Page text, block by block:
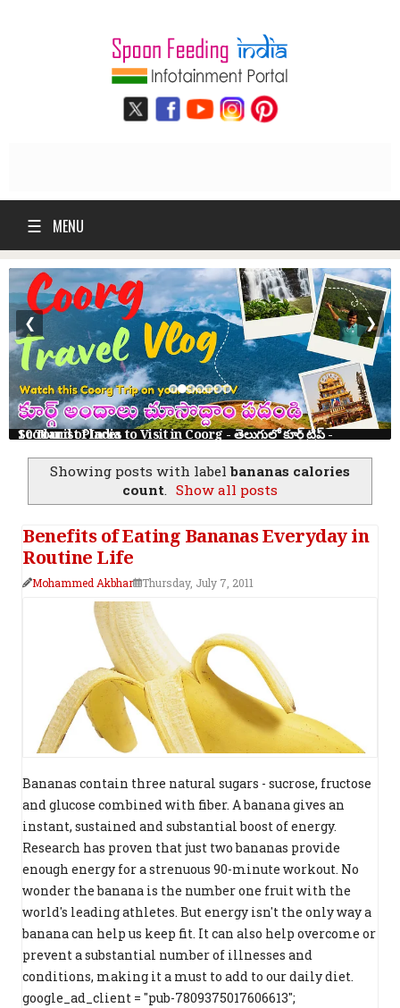
☰ MENU
10 Tourist Places to Visit in Coorg - తెలుగులో కూర్గ్ ట్రిప్ - Scotland of India
❮ ❯
Showing posts with labelbananas calories
count. Show all posts
Benefits of Eating Bananas Everyday in
Routine Life
Mohammed Akbhar Thursday, July 7, 2011
Bananas contain three natural sugars - sucrose, fructose
and glucose combined with fiber. A banana gives an
instant, sustained and substantial boost of energy.
Research has proven that just two bananas provide
enough energy for a strenuous 90-minute workout. No
wonder the banana is the number one fruit with the
world's leading athletes. But energy isn't the only way a
banana can help us keep fit. It can also help overcome or
prevent a substantial number of illnesses and
conditions, making it a must to add to our daily diet.
google_ad_client = "pub-7809375017606613";